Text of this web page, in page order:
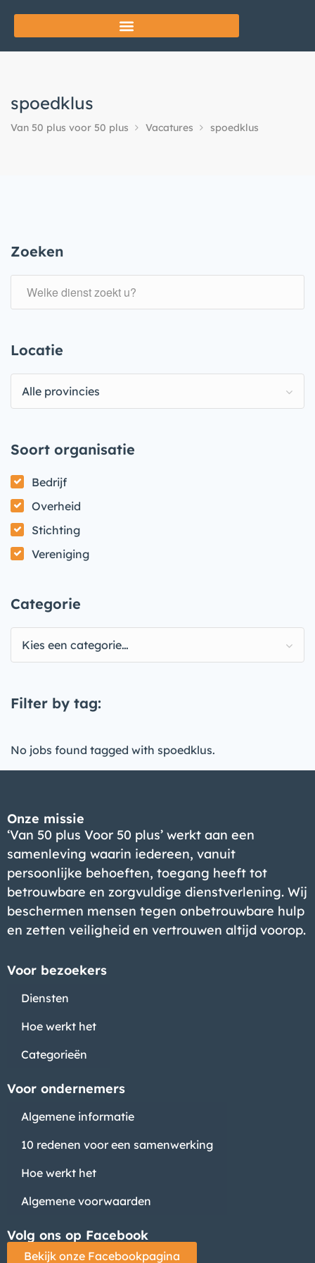
spoedklus
Van 50 plus voor 50 plus Vacatures spoedklus
Zoeken
Locatie
Alle provincies
Soort organisatie
Bedrijf
Overheid
Stichting
Vereniging
Categorie
Kies een categorie…
Filter by tag:
No jobs found tagged with spoedklus.
Onze missie
‘Van 50 plus Voor 50 plus’ werkt aan een
samenleving waarin iedereen, vanuit
persoonlijke behoeften, toegang heeft tot
betrouwbare en zorgvuldige dienstverlening. Wij
beschermen mensen tegen onbetrouwbare hulp
en zetten veiligheid en vertrouwen altijd voorop.
Voor bezoekers
Diensten
Hoe werkt het
Categorieën
Voor ondernemers
Algemene informatie
10 redenen voor een samenwerking
Hoe werkt het
Algemene voorwaarden
Volg ons op Facebook
Bekijk onze Facebookpagina